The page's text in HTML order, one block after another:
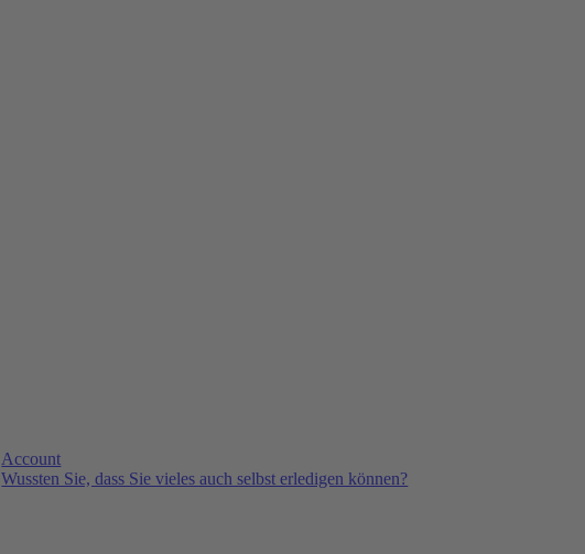
Account
Wussten Sie, dass Sie vieles auch selbst erledigen können?